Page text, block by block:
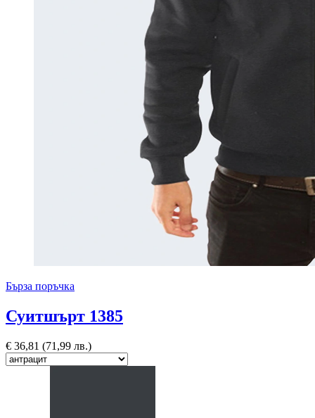
Бърза поръчка
Суитшърт 1385
€ 36,81 (71,99 лв.)